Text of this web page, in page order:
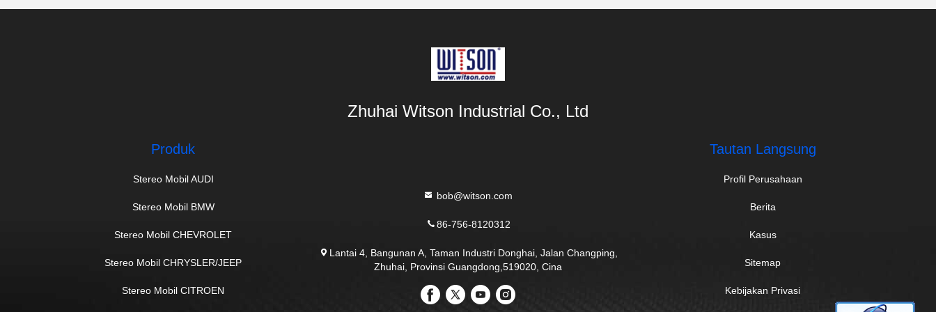
Zhuhai Witson Industrial Co., Ltd
Produk
Stereo Mobil AUDI
Stereo Mobil BMW
Stereo Mobil CHEVROLET
Stereo Mobil CHRYSLER/JEEP
Stereo Mobil CITROEN
bob@witson.com
86-756-8120312
Lantai 4, Bangunan A, Taman Industri Donghai, Jalan Changping,
Zhuhai, Provinsi Guangdong,519020, Cina
Tautan Langsung
Profil Perusahaan
Berita
Kasus
Sitemap
Kebijakan Privasi